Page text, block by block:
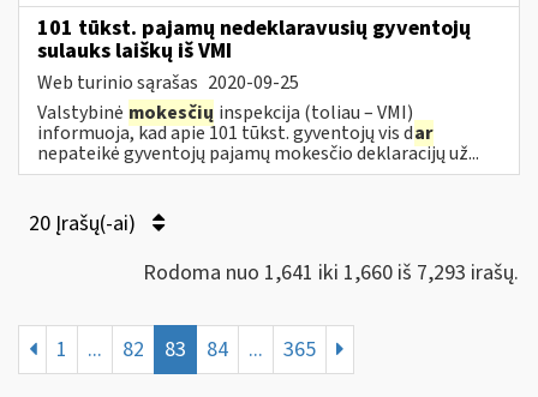
101 tūkst. pajamų nedeklaravusių gyventojų
sulauks laiškų iš VMI
Web turinio sąrašas 2020-09-25
Valstybinė mokesčių inspekcija (toliau – VMI)
informuoja, kad apie 101 tūkst. gyventojų vis dar
nepateikė gyventojų pajamų mokesčio deklaracijų už...
20 Įrašų(-ai)
Rodoma nuo 1,641 iki 1,660 iš 7,293 irašų.
1 ... 82 83 84 ... 365